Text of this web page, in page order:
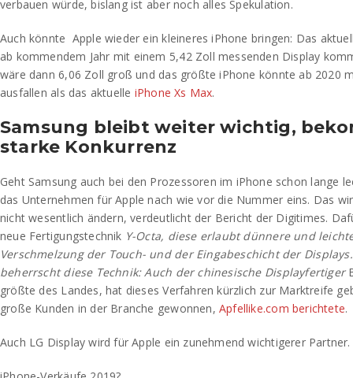
verbauen würde, bislang ist aber noch alles Spekulation.
Auch könnte Apple wieder ein kleineres iPhone bringen: Das
ab kommendem Jahr mit einem 5,42 Zoll messenden Display
wäre dann 6,06 Zoll groß und das größte iPhone könnte ab 2020
ausfallen als das aktuelle iPhone Xs Max.
Samsung bleibt weiter wichtig,
starke Konkurrenz
Geht Samsung auch bei den Prozessoren im iPhone schon lange
das Unternehmen für Apple nach wie vor die Nummer eins. Das
nicht wesentlich ändern, verdeutlicht der Bericht der Digitimes.
neue Fertigungstechnik Y-Octa, diese erlaubt dünnere und
Verschmelzung der Touch- und der Eingabeschicht der
beherrscht diese Technik: Auch der chinesische Displayfertiger
größte des Landes, hat dieses Verfahren kürzlich zur Marktreife
große Kunden in der Branche gewonnen, Apfellike.com berichtete.
Auch LG Display wird für Apple ein zunehmend wichtigerer Partner.